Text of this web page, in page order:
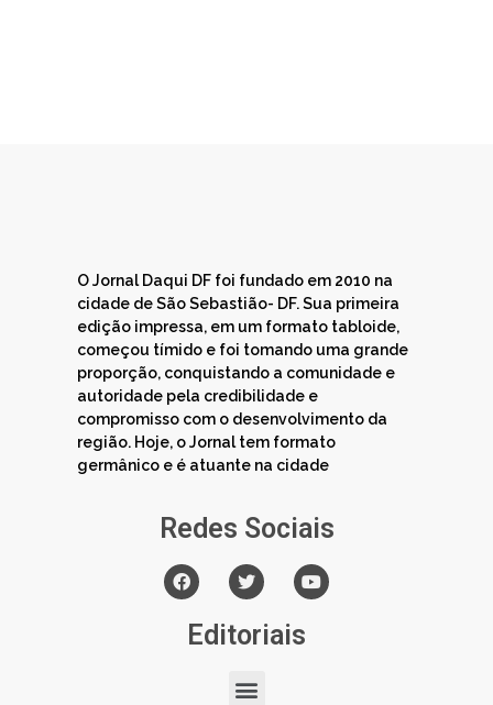
O Jornal Daqui DF foi fundado em 2010 na
cidade de São Sebastião- DF. Sua primeira
edição impressa, em um formato tabloide,
começou tímido e foi tomando uma grande
proporção, conquistando a comunidade e
autoridade pela credibilidade e
compromisso com o desenvolvimento da
região. Hoje, o Jornal tem formato
germânico e é atuante na cidade
Redes Sociais
Editoriais